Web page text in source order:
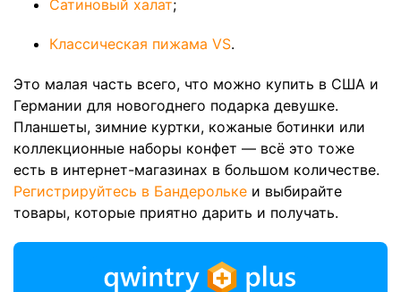
Сатиновый халат;
Классическая пижама VS.
Это малая часть всего, что можно купить в США и
Германии для новогоднего подарка девушке.
Планшеты, зимние куртки, кожаные ботинки или
коллекционные наборы конфет — всё это тоже
есть в интернет-магазинах в большом количестве.
Регистрируйтесь в Бандерольке и выбирайте
товары, которые приятно дарить и получать.